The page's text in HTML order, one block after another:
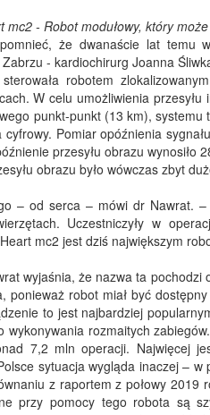
mc2 - Robot modułowy, który
że dwanaście lat temu
- kardiochirurg Joanna
robotem
W celu umożliwienia
punkt-punkt (13 km),
Pomiar opóźnienia
przesyłu obrazu
obrazu było wówczas zbyt
– od serca – mówi dr Nawrat.
Uczestniczyły w
mc2 jest dziś największym
wyjaśnia, że nazwa ta pochodzi
ponieważ robot miał być
to jest najbardziej
rozmaitych
7,2 mln operacji. Najwięcej
sytuacja wygląda inaczej –
z raportem z połowy
przy pomocy tego robota są